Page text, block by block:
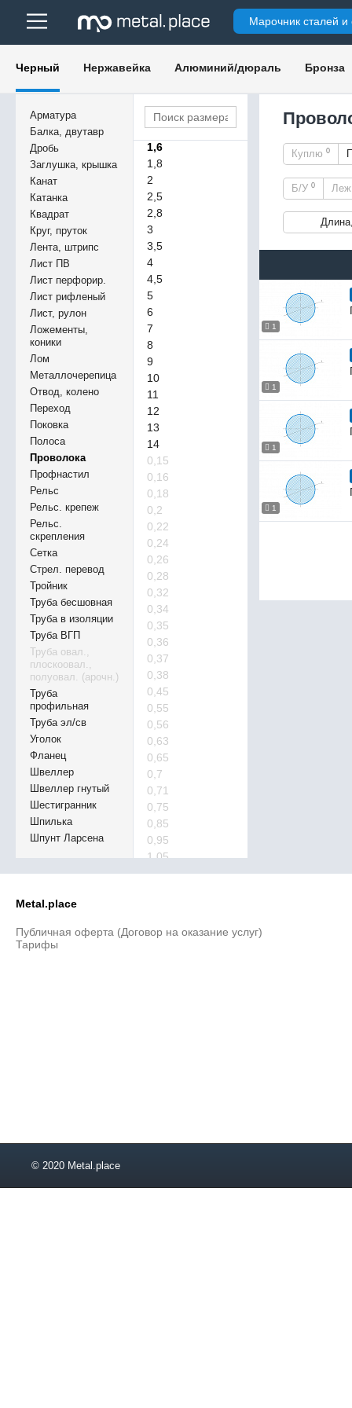
Марочник сталей и
Черный Нержавейка Алюминий/дюраль Бронза
Арматура
Балка, двутавр
Дробь
Заглушка, крышка
Канат
Катанка
Квадрат
Круг, пруток
Лента, штрипс
Лист ПВ
Лист перфорир.
Лист рифленый
Лист, рулон
Ложементы,
коники
Лом
Металлочерепица
Отвод, колено
Переход
Поковка
Полоса
Проволока
Профнастил
Рельс
Рельс. крепеж
Рельс.
скрепления
Сетка
Стрел. перевод
Тройник
Труба бесшовная
Труба в изоляции
Труба ВГП
Труба овал.,
плоскоовал.,
полуовал. (арочн.)
Труба
профильная
Труба эл/св
Уголок
Фланец
Швеллер
Швеллер гнутый
Шестигранник
Шпилька
Шпунт Ларсена
0,5
0,6
0,8
0,9
1,2
1,4
1,5
1,6
1,8
2
2,5
2,8
3
3,5
4
4,5
5
6
7
8
9
10
11
12
13
14
0,15
0,16
0,18
0,2
0,22
0,24
0,26
0,28
0,32
0,34
0,35
0,36
0,37
0,38
0,45
0,55
0,56
0,63
0,65
0,7
0,71
0,75
0,85
0,95
1,05
1,1
1,55
3,3
Куплю 0
Б/У 0
1
1
1
1
Metal.place
Публичная оферта (Договор на оказание услуг)
Тарифы
© 2020 Metal.place